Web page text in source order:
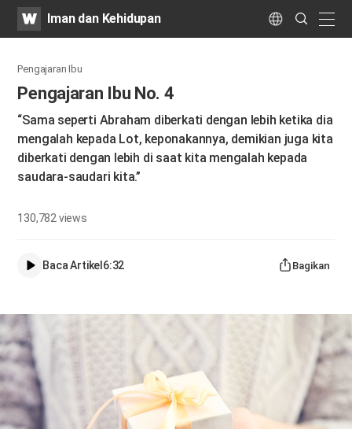
WATVIman dan Kehidupan Language
Search
Submit
Pengajaran Ibu
Pengajaran Ibu No. 4
“Sama seperti Abraham diberkati dengan lebih ketika dia
mengalah kepada Lot, keponakannya, demikian juga kita
diberkati dengan lebih di saat kita mengalah kepada
saudara-saudari kita.”
130,782 views
Baca Artikel6:32 Bagikan